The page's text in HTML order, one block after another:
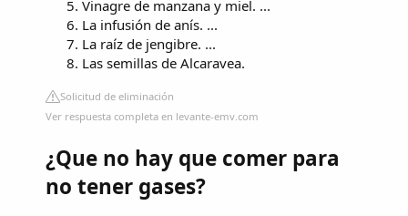
Vinagre de manzana y miel. ...
La infusión de anís. ...
La raíz de jengibre. ...
Las semillas de Alcaravea.
Solicitud de eliminación
Ver respuesta completa en levante-emv.com
¿Que no hay que comer para
no tener gases?